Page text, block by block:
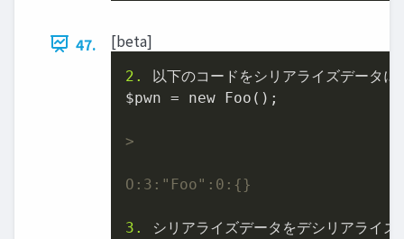
47. [beta]
2.
以下のコードをシリアライズデータに
$pwn = new Foo();
>
O:3:"Foo":0:{}
3. シリアライズデータをデシリアライズ